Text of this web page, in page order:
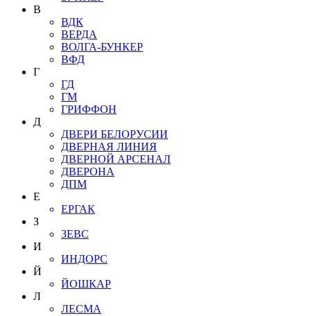
В
ВДК
ВЕРДА
ВОЛГА-БУНКЕР
ВФД
Г
ГД
ГМ
ГРИФФОН
Д
ДВЕРИ БЕЛОРУСИИ
ДВЕРНАЯ ЛИНИЯ
ДВЕРНОЙ АРСЕНАЛ
ДВЕРОНА
ДПМ
Е
ЕРГАК
З
ЗЕВС
И
ИНДОРС
Й
ЙОШКАР
Л
ЛЕСМА